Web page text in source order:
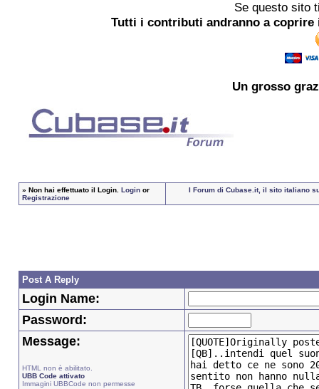
Se questo sito
Tutti i contributi andranno a
Un grosso
» Non hai effettuato il Login. Loginor
Registrazione
I Forum di Cubase.it, il sito italiano
Post A Reply
Login Name:
Password:
Message:
HTML non è abilitato.
UBB Code attivato
Immagini UBBCode non permesse